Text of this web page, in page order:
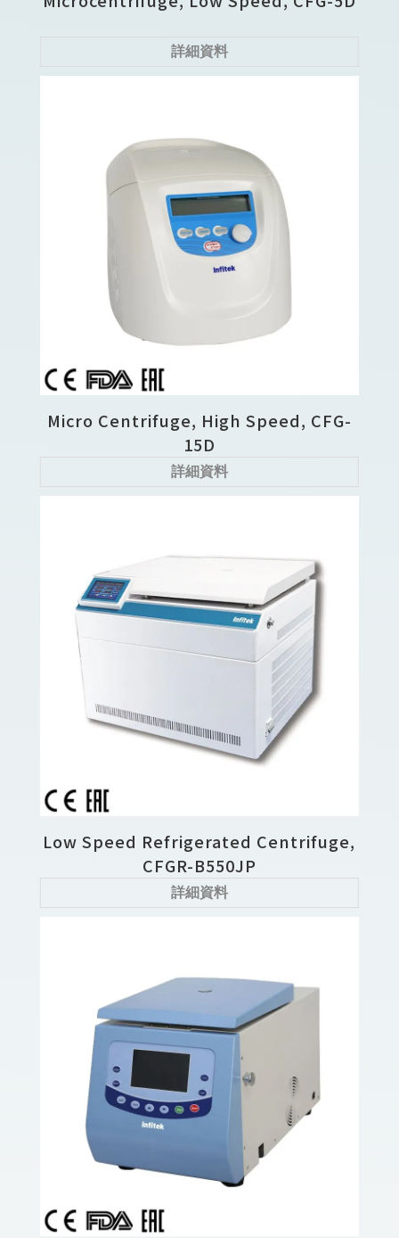
詳細資料
Micro Centrifuge, High Speed, CFG-
15D
詳細資料
Low Speed Refrigerated Centrifuge,
CFGR-B550JP
詳細資料